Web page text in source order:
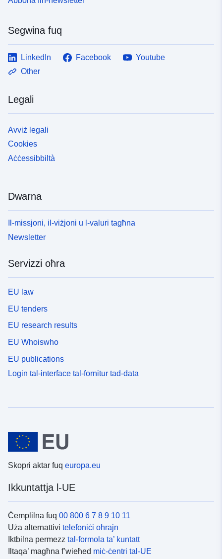
Segwina fuq
LinkedIn Facebook
Youtube
Other
Legali
Avviż legali
Cookies
Aċċessibbiltà
Dwarna
Il-missjoni, il-viżjoni u l-valuri tagħna
Newsletter
Servizzi oħra
EU law
EU tenders
EU research results
EU Whoiswho
EU publications
Login tal-interface tal-fornitur tad-data
Skopri aktar fuq europa.eu
Ikkuntattja l-UE
Ċemplilna fuq 00 800 6 7 8 9 10 11
Uża alternattivi telefoniċi oħrajn
Iktbilna permezz tal-formola ta’ kuntatt
Iltaqa’ magħna f’wieħed miċ-ċentri tal-UE